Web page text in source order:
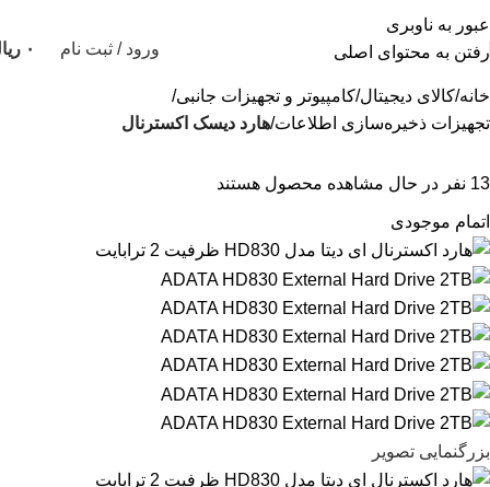
عبور به ناوبری
رفتن به محتوای اصلی
ورود / ثبت نام ۰
خانه کالای دیجیتال کامپیوتر و تجهیزات جانبی
تجهیزات ذخیره‌سازی اطلاعات هارد دیسک اکسترنال
13 نفر در حال مشاهده محصول هستند
اتمام موجودی
بزرگنمایی تصویر